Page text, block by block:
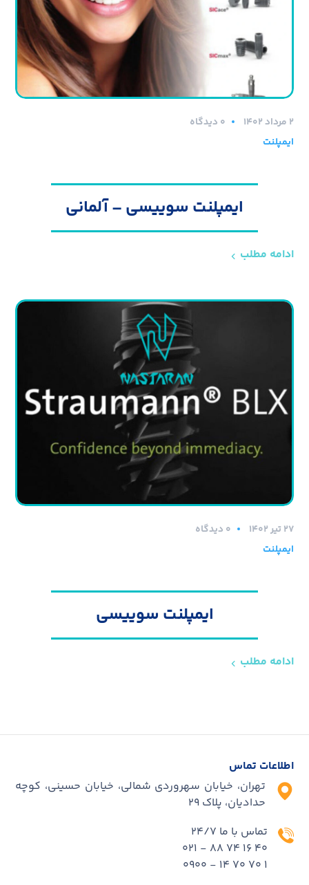
۲ مرداد ۱۴۰۲
0 دیدگاه
ایمپلنت
ایمپلنت سوییسی – آلمانی
ادامه مطلب
۲۷ تیر ۱۴۰۲
0 دیدگاه
ایمپلنت
ایمپلنت سوییسی
ادامه مطلب
اطلاعات تماس
تهران، خیابان سهروردی شمالی، خیابان حسینی، کوچه
حدادیان، پلاک ۲۹
تماس با ما 24/7
40 16 74 88 - 021
1 70 70 14 - 0900